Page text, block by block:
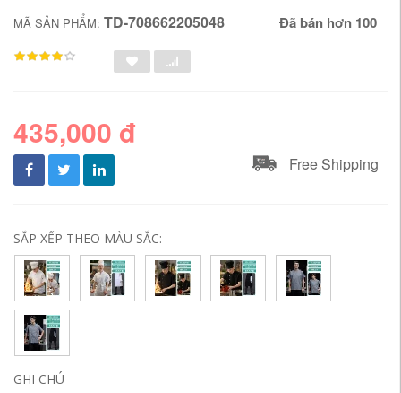
MÃ SẢN PHẨM: TD-708662205048 Đã bán hơn 100
435,000 đ
Free Shipping
SẮP XẾP THEO MÀU SẮC:
GHI CHÚ